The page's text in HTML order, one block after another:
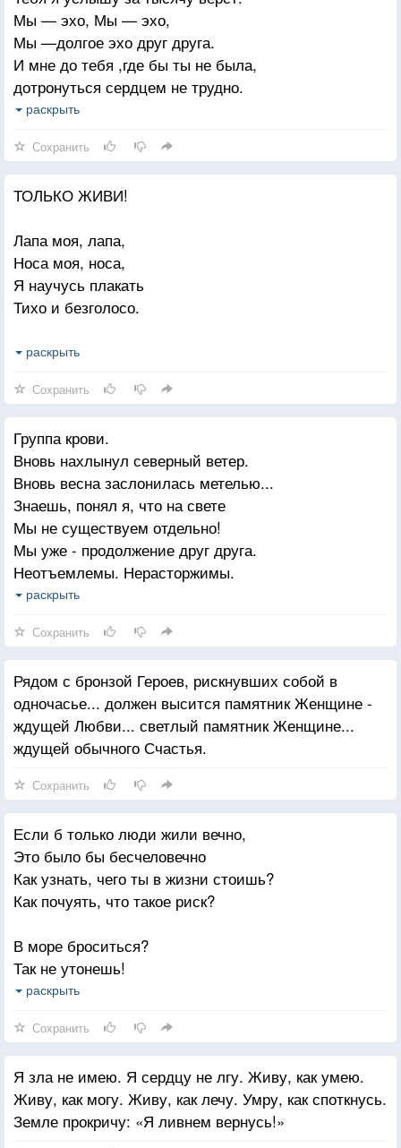
Мы — эхо, Мы — эхо,
Мы —долгое эхо друг друга.
И мне до тебя ,где бы ты не была,
дотронуться сердцем не трудно.
Опять нас любовь за собой позвала.
Мы —вечная нежность друг друга.
И даже в краю наползающей тьмы,
за гранью смертельного круга,
Мы — память, Мы — память.
Мы —звездная память друг друга.
раскрыть
Сохранить
ТОЛЬКО ЖИВИ!
Лапа моя, лапа,
Носа моя, носа,
Я научусь плакать
Тихо и безголосо.
Я научусь думать
Гордость запру в трюмы
И научусь верить!
Чуда моя, чуда,
Рада моя, рада,
Хочешь, с тобой буду
Весь выходной рядом?
Хочешь, прижмись с лаской
Мокрым своим носом.
Только живи, пёса!
раскрыть
Сохранить
Группа крови.
Вновь нахлынул северный ветер.
Вновь весна заслонилась метелью...
Знаешь, понял я, что на свете
Мы не существуем отдельно!
Мы уже - продолжение друг друга.
Неотъемлемы. Нерасторжимы.
Это - трудно и вовсе не трудно.
Сколько раз - (я поверить не смею)
Не случайно и не на вынос
Боль твоя становилась моею,
Кровь моя - твоей становилась!..
Только чаще (гораздо чаще!),
Поднимаясь после падений,
Неудачи нёс и потери.
Ты науку донорства знала,
Ты мне выговориться не мешала.
Кровью собственной наполняла.
Успокаивала. Утешала...
Плыл закат -то светлей, то багровей...
Стала общею -группа крови,
Одинаковой -группа боли.
раскрыть
Сохранить
Рядом с бронзой Героев, рискнувших собой в
одночасье... должен высится памятник Женщине -
ждущей Любви... светлый памятник Женщине...
ждущей обычного Счастья.
Сохранить
Если б только люди жили вечно,
Это было бы бесчеловечно
Как узнать, чего ты в жизни стоишь?
Как почуять, что такое риск?
В море броситься?
Так не утонешь!
На костер взойти?
Поле распахать?Потом успею.
Порох выдумать? А для чего?!
Наслаждались бы ленивой спесью
Пленники бессмертия своего.
раскрыть
Сохранить
Я зла не имею. Я сердцу не лгу. Живу, как умею.
Живу, как могу. Живу, как лечу. Умру, как споткнусь.
Земле прокричу: «Я ливнем вернусь!»